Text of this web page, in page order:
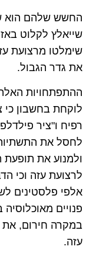
החשש שלהם הוא
שייאלץ לקלוט
שימלטו מרצועת
את גדר הגבול.
ההתפתחויות
לוקחת בחשבון
רפיח ו"ציר
לחסל את
ולמנוע את
לרצועת עזה וכי
אלפי פלסטינים
פנויים
במקרה חירום, את
עזה.